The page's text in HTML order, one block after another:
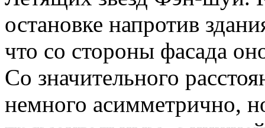
остановке напротив
что со стороны фасада
Со значительного
немного асимметрично,